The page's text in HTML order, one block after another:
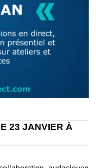
23 JANVIER À